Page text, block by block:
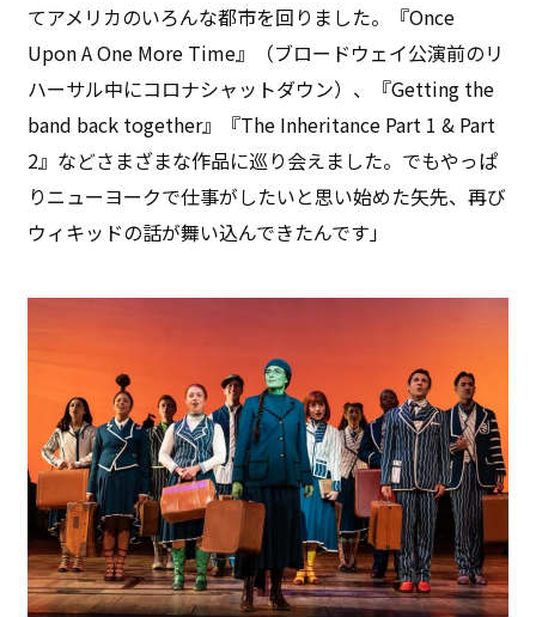
てアメリカのいろんな都市を回りました。『Once
Upon A One More Time』（ブロードウェイ公演前のリ
ハーサル中にコロナシャットダウン）、『Getting the
band back together』『The Inheritance Part 1 & Part
2』などさまざまな作品に巡り会えました。でもやっぱ
りニューヨークで仕事がしたいと思い始めた矢先、再び
ウィキッドの話が舞い込んできたんです」